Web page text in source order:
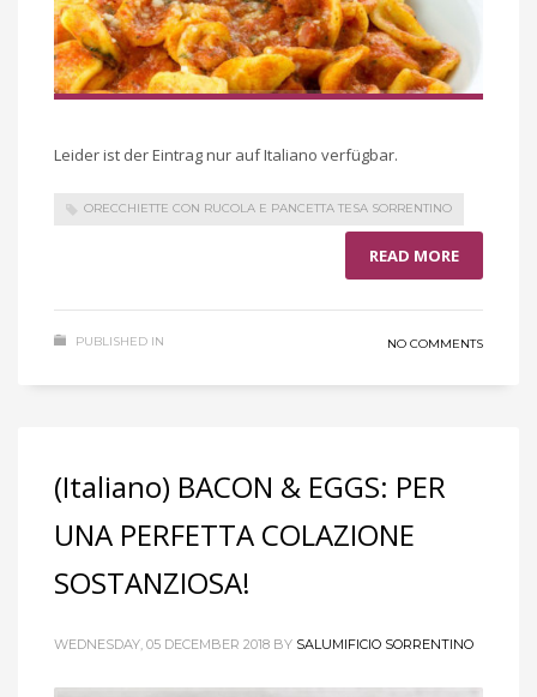
Leider ist der Eintrag nur auf Italiano verfügbar.
ORECCHIETTE CON RUCOLA E PANCETTA TESA SORRENTINO
READ MORE
PUBLISHED IN NO COMMENTS
(Italiano) BACON & EGGS: PER
UNA PERFETTA COLAZIONE
SOSTANZIOSA!
WEDNESDAY, 05 DECEMBER 2018 BY SALUMIFICIO SORRENTINO